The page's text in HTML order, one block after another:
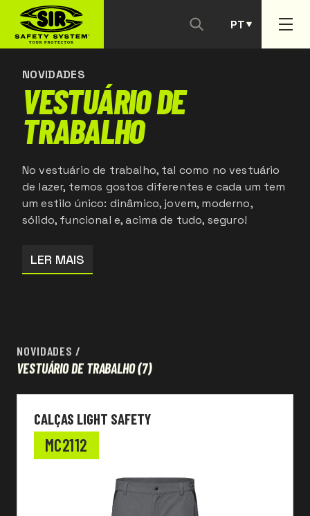
PT
ES
NOVIDADES
VESTUÁRIO DE
TRABALHO
No vestuário de trabalho, tal como no vestuário
de lazer, temos gostos diferentes e cada um tem
um estilo único: dinâmico, jovem, moderno,
sólido, funcional e, acima de tudo, seguro!
LER MAIS
NOVIDADES /
VESTUÁRIO DE TRABALHO(7)
CALÇAS LIGHT SAFETY
MC2112
CONTACTAR-NOS